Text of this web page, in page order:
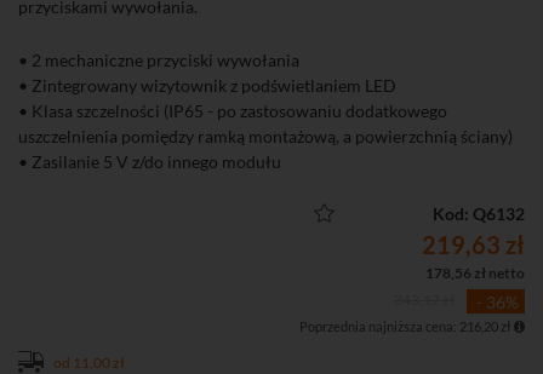
przyciskami wywołania.
• 2 mechaniczne przyciski wywołania
• Zintegrowany wizytownik z podświetlaniem LED
• Klasa szczelności (IP65 - po zastosowaniu dodatkowego
uszczelnienia pomiędzy ramką montażową, a powierzchnią ściany)
• Zasilanie 5 V z/do innego modułu
Kod: Q6132
219,63 zł
178,56 zł netto
- 36%
Poprzednia najniższa cena: 216,20 zł
od 11,00 zł